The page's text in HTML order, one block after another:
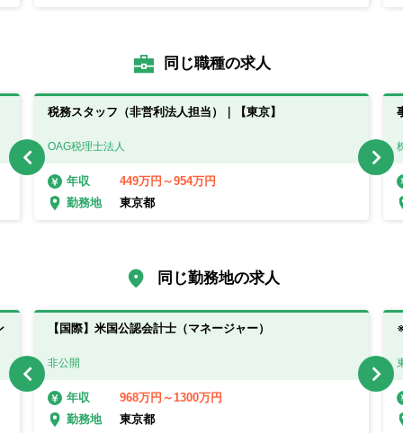
同じ職種の求人
税務スタッフ（非営利法人担当）｜【東京】
OAG税理士法人
年収
449万円～954万円
勤務地
東京都
同じ勤務地の求人
【国際】米国公認会計士（マネージャー）
非公開
年収
968万円～1300万円
勤務地
東京都